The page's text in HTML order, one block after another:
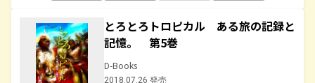
とろとろトロピカル ある旅の記録と
記憶。 第5巻
D-Books
2018.07.26 発売